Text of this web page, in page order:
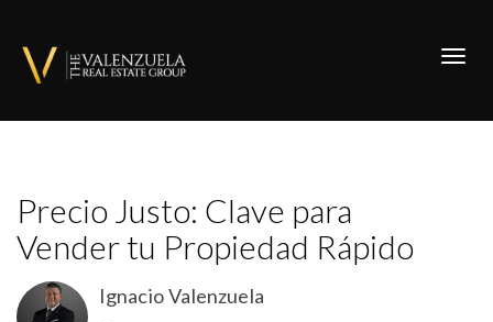
Precio Justo: Clave para
Vender tu Propiedad Rápido
Ignacio Valenzuela